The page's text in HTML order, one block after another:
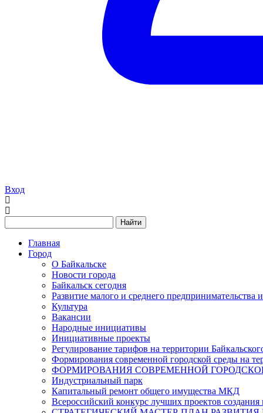
Вход
Найти
Главная
Город
О Байкальске
Новости города
Байкальск сегодня
Развитие малого и среднего предпринимательства
Культура
Вакансии
Народные инициативы
Инициативные проекты
Регулирование тарифов на территории
Формирования современной городской среды на
ФОРМИРОВАНИЯ СОВРЕМЕННОЙ
Индустриальный парк
Капитальный ремонт общего имущества МКД
Всероссийский конкурс лучших проектов